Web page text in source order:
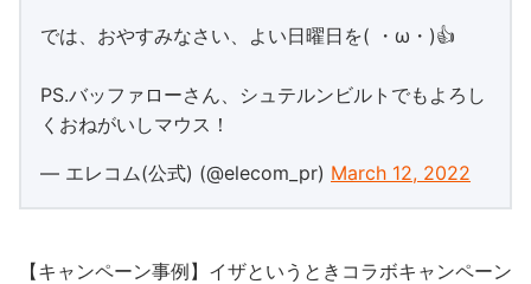
では、おやすみなさい、よい日曜日を( ・ω・)👍
PS.バッファローさん、シュテルンビルトでもよろし
くおねがいしマウス！
— エレコム(公式) (@elecom_pr) March 12, 2022
【キャンペーン事例】イザというときコラボキャンペーン